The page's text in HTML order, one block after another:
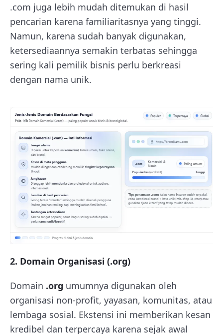
.com juga lebih mudah ditemukan di hasil
pencarian karena familiaritasnya yang tinggi.
Namun, karena sudah banyak digunakan,
ketersediaannya semakin terbatas sehingga
sering kali pemilik bisnis perlu berkreasi
dengan nama unik.
2. Domain Organisasi (.org)
Domain .org umumnya digunakan oleh
organisasi non-profit, yayasan, komunitas, atau
lembaga sosial. Ekstensi ini memberikan kesan
kredibel dan terpercaya karena sejak awal